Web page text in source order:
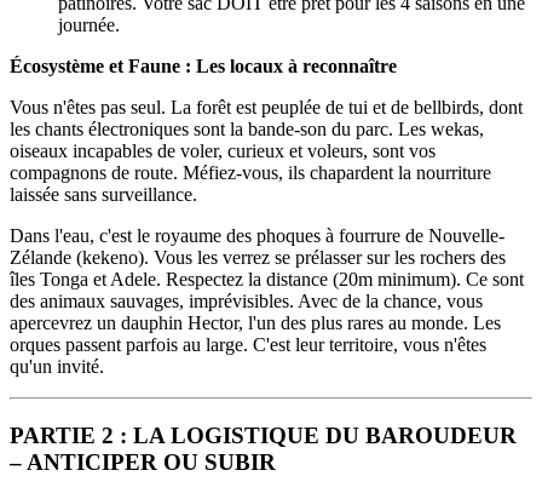
journée.
Écosystème et Faune : Les locaux à reconnaître
Vous n'êtes pas seul. La forêt est peuplée de tui et de bellbirds, dont
les chants électroniques sont la bande-son du parc. Les wekas,
oiseaux incapables de voler, curieux et voleurs, sont vos
compagnons de route. Méfiez-vous, ils chapardent la nourriture
laissée sans surveillance.
Dans l'eau, c'est le royaume des phoques à fourrure de Nouvelle-
Zélande (kekeno). Vous les verrez se prélasser sur les rochers des
îles Tonga et Adele. Respectez la distance (20m minimum). Ce sont
des animaux sauvages, imprévisibles. Avec de la chance, vous
apercevrez un dauphin Hector, l'un des plus rares au monde. Les
orques passent parfois au large. C'est leur territoire, vous n'êtes
qu'un invité.
PARTIE 2 : LA LOGISTIQUE DU BAROUDEUR
– ANTICIPER OU SUBIR